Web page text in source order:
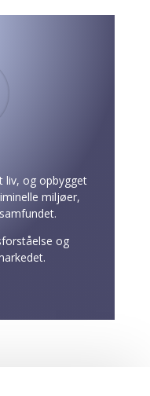
liv, og opbygget
miljøer,
og